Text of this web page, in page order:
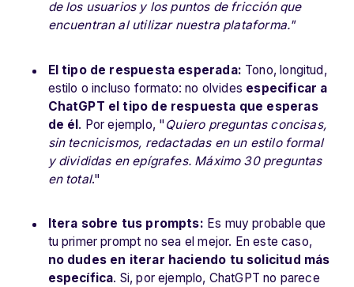
de los usuarios y los puntos de fricción que
encuentran al utilizar nuestra plataforma."
El tipo de respuesta esperada: Tono, longitud,
estilo o incluso formato: no olvides especificar a
ChatGPT el tipo de respuesta que esperas
de él. Por ejemplo, "Quiero preguntas concisas,
sin tecnicismos, redactadas en un estilo formal
y divididas en epígrafes. Máximo 30 preguntas
en total."
Itera sobre tus prompts: Es muy probable que
tu primer prompt no sea el mejor. En este caso,
no dudes en iterar haciendo tu solicitud más
específica. Si, por ejemplo, ChatGPT no parece